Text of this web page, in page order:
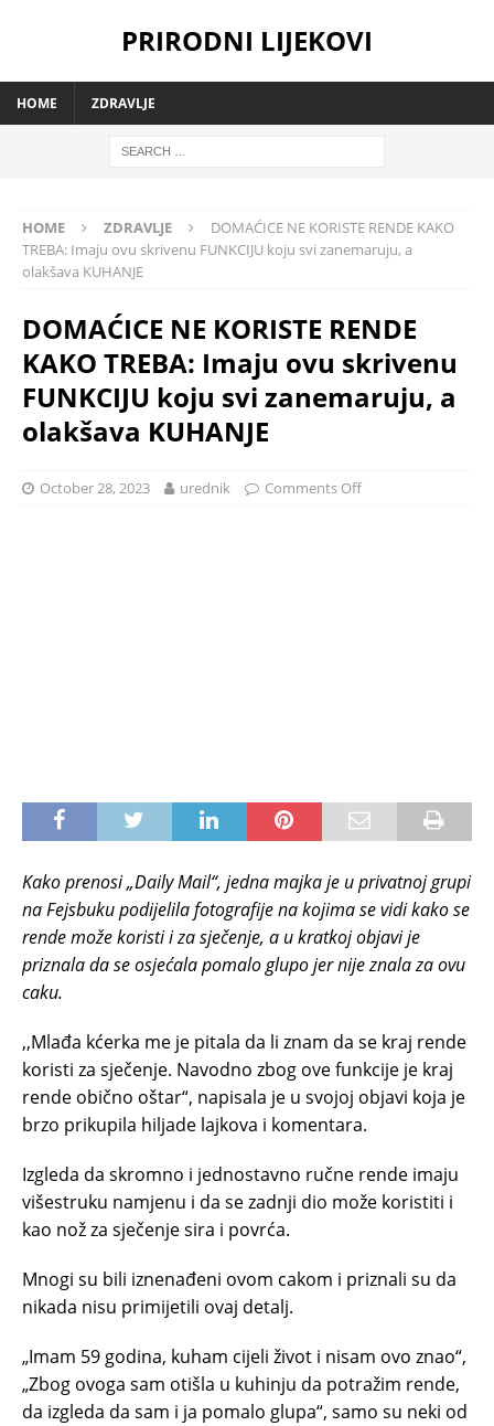
PRIRODNI LIJEKOVI
HOME ZDRAVLJE
HOME ZDRAVLJE
DOMAĆICE NE KORISTE RENDE KAKO
TREBA: Imaju ovu skrivenu FUNKCIJU koju svi zanemaruju, a
olakšava KUHANJE
DOMAĆICE NE KORISTE RENDE
KAKO TREBA: Imaju ovu skrivenu
FUNKCIJU koju svi zanemaruju, a
olakšava KUHANJE
October 28, 2023 urednik Comments Off
Kako prenosi „Daily Mail“, jedna majka je u privatnoj grupi
na Fejsbuku podijelila fotografije na kojima se vidi kako se
rende može koristi i za sječenje, a u kratkoj objavi je
priznala da se osjećala pomalo glupo jer nije znala za ovu
caku.
,,Mlađa kćerka me je pitala da li znam da se kraj rende
koristi za sječenje. Navodno zbog ove funkcije je kraj
rende obično oštar“, napisala je u svojoj objavi koja je
brzo prikupila hiljade lajkova i komentara.
Izgleda da skromno i jednostavno ručne rende imaju
višestruku namjenu i da se zadnji dio može koristiti i
kao nož za sječenje sira i povrća.
Mnogi su bili iznenađeni ovom cakom i priznali su da
nikada nisu primijetili ovaj detalj.
„Imam 59 godina, kuham cijeli život i nisam ovo znao“,
„Zbog ovoga sam otišla u kuhinju da potražim rende,
da izgleda da sam i ja pomalo glupa“, samo su neki od